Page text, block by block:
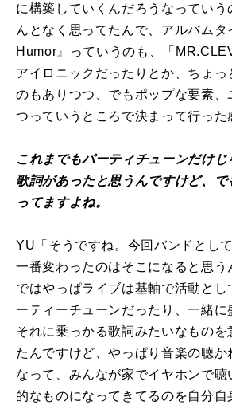
に構築していくんだろうなっていう
んとなく思ってたんで、アルバム
Humor』っていうのも、「
アイロニックだったりとか、ちょっ
のもありつつ、でもポップな要素、
つっていうところで決まって行った
これまでもパーティチューンだけ
歌詞があったと思うんですけど、
ってますよね。
YU「そうですね。今回バンドとし
一番変わったのはそこになると思う
ではやっぱライブは基軸で活動と
ーティーチューンだったり、一緒に
それに乗っかる歌詞みたいなものを
たんですけど、やっぱり音楽の聴か
なって、みんなが家でイヤホンで聴
的なものになってきてるのを自分自